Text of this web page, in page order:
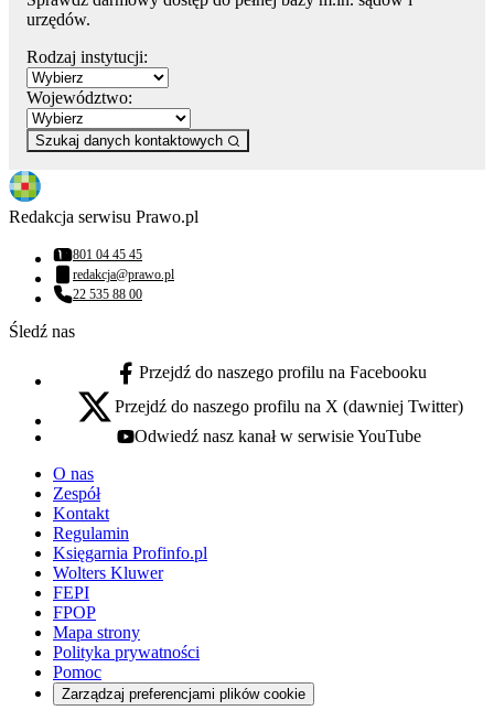
urzędów.
Rodzaj instytucji:
Województwo:
Szukaj danych kontaktowych
Redakcja serwisu Prawo.pl
Numer telefonu:
801 04 45 45
Adres email:
redakcja@prawo.pl
Numer telefonu:
22 535 88 00
Śledź nas
facebook - otwiera się w nowej karcie
Przejdź do naszego profilu na Facebooku
x - otwiera się w nowej karcie
Przejdź do naszego profilu na X (dawniej Twitter)
youtube - otwiera się w nowej karcie
Odwiedź nasz kanał w serwisie YouTube
O nas
Zespół
Kontakt
Regulamin
Księgarnia Profinfo.pl
Wolters Kluwer
FEPI
FPOP
Mapa strony
Polityka prywatności
Pomoc
Zarządzaj preferencjami plików cookie